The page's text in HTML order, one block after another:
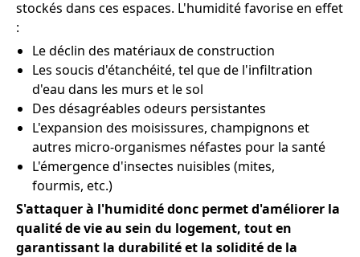
stockés dans ces espaces. L'humidité favorise en effet
:
Le déclin des matériaux de construction
Les soucis d'étanchéité, tel que de l'infiltration
d'eau dans les murs et le sol
Des désagréables odeurs persistantes
L'expansion des moisissures, champignons et
autres micro-organismes néfastes pour la santé
L'émergence d'insectes nuisibles (mites,
fourmis, etc.)
S'attaquer à l'humidité donc permet d'améliorer la
qualité de vie au sein du logement, tout en
garantissant la durabilité et la solidité de la